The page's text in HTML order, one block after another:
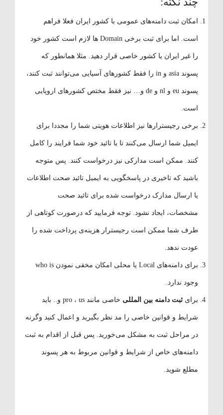
امکان ثبت دامنه‌های عمومی با کشور ایران فعلا فراهم
است. اما برای ثبت برخی Domain ها لازم است کشور خود
را غیر ایران یا کشور خاصی قرار دهید. مثلا همانطور که
پسوند asia و in را فقط کشورهای آسیایی می‌توانند ثبت کنند،
پسوند eu و nl و de و… نیز فقط مختص کشورهای اروپایی
است.
برخی رجیسترارها نیز اطلاعات هویتی شما را مجددا برای
ایمیل شما ارسال می‌کنند تا با تائید خود شما فرایند را کامل
کنند. ممکن است مدارکی نیز درخواست کنند. پس متوجه
باشید که تاخیری در پاسخگویی به ایمیل تائید صحت اطلاعات
یا ارسال مدارک درخواست شده برای تائید صحت
مشخصات، ایجاد نشود. توجه فرمایید که درصورت کوتاهی از
طرف شما ممکن است رجیسترار هزینه‌ی پرداخت شده را
عودت ندهد.
برای دامنه‌های Local یا محلی امکان مخفی نمودن who is
وجود ندارد.
برای ثبت دامنه بین المللی خاصی مانند pro ، us و.. باید
شرایط و قوانین خاصی را مد نظر بگیرید و اعمال کنید وگرنه
در مراحل ثبت به مشکل می‌خورید. پس قبل از اقدام به ثبت
دامنه‌های خاص از شرایط و قوانین مربوط به هر پسوند
مطلع شوید.